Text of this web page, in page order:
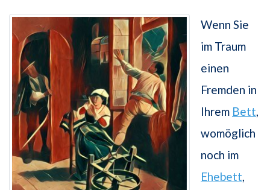
Wenn Sie
im Traum
einen
Fremden in
Ihrem Bett
womöglich
noch im
Ehebett